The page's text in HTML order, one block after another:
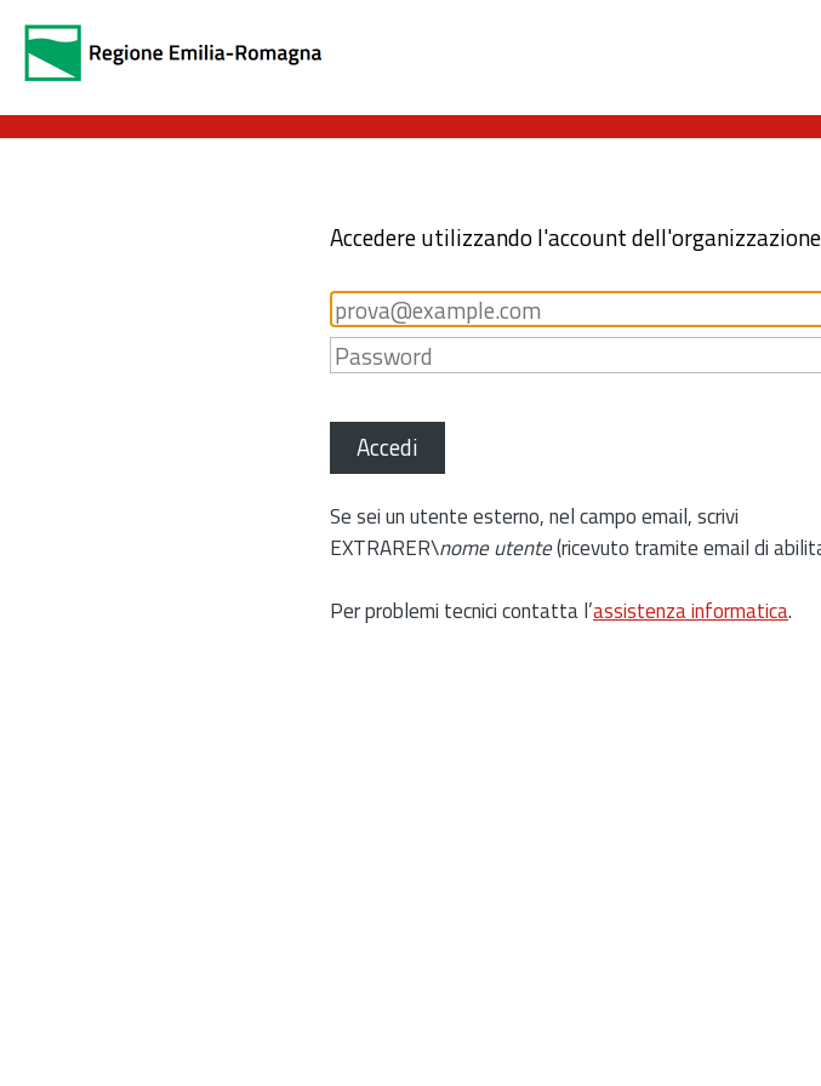
Accedere utilizzando l'account dell'organizzazione
Accedi
Se sei un utente esterno, nel campo email, scrivi
EXTRARER\nome utente(ricevuto tramite email di
Per problemi tecnici contatta l’assistenza informatica.